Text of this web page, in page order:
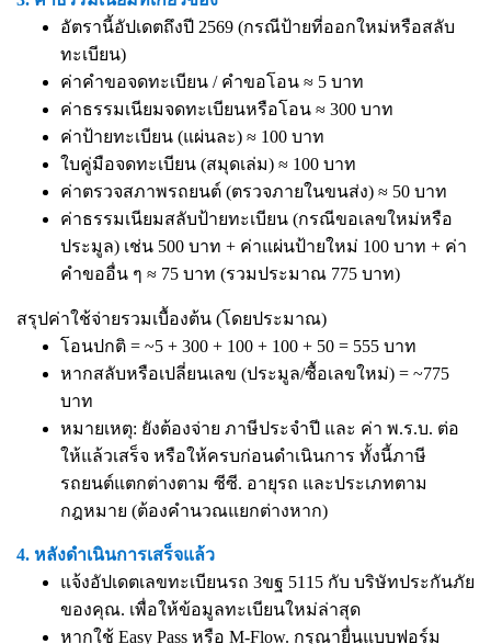
อัตรานี้อัปเดตถึงปี 2569 (กรณีป้ายที่ออกใหม่หรือสลับ
ทะเบียน)
ค่าคำขอจดทะเบียน / คำขอโอน ≈ 5 บาท
ค่าธรรมเนียมจดทะเบียนหรือโอน ≈ 300 บาท
ค่าป้ายทะเบียน (แผ่นละ) ≈ 100 บาท
ใบคู่มือจดทะเบียน (สมุดเล่ม) ≈ 100 บาท
ค่าตรวจสภาพรถยนต์ (ตรวจภายในขนส่ง) ≈ 50 บาท
ค่าธรรมเนียมสลับป้ายทะเบียน (กรณีขอเลขใหม่หรือ
ประมูล) เช่น 500 บาท + ค่าแผ่นป้ายใหม่ 100 บาท + ค่า
คำขออื่น ๆ ≈ 75 บาท (รวมประมาณ 775 บาท)
สรุปค่าใช้จ่ายรวมเบื้องต้น (โดยประมาณ)
โอนปกติ = ~5 + 300 + 100 + 100 + 50 = 555 บาท
หากสลับหรือเปลี่ยนเลข (ประมูล/ซื้อเลขใหม่) = ~775
บาท
หมายเหตุ: ยังต้องจ่าย ภาษีประจำปี และ ค่า พ.ร.บ. ต่อ
ให้แล้วเสร็จ หรือให้ครบก่อนดำเนินการ ทั้งนี้ภาษี
รถยนต์แตกต่างตาม ซีซี. อายุรถ และประเภทตาม
กฎหมาย (ต้องคำนวณแยกต่างหาก)
4. หลังดำเนินการเสร็จแล้ว
แจ้งอัปเดตเลขทะเบียนรถ 3ขฐ 5115 กับ บริษัทประกันภัย
ของคุณ. เพื่อให้ข้อมูลทะเบียนใหม่ล่าสุด
หากใช้ Easy Pass หรือ M-Flow. กรุณายื่นแบบฟอร์ม